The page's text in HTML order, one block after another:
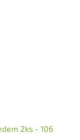
2ks - 106